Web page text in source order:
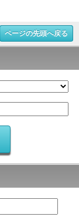
ページの先頭へ戻る